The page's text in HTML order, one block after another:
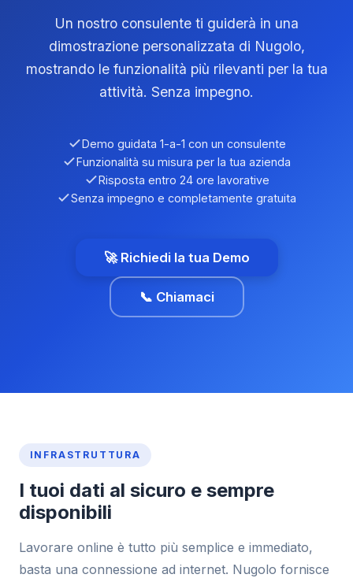
Un nostro consulente ti guiderà in una
dimostrazione personalizzata di Nugolo,
mostrando le funzionalità più rilevanti per la tua
attività. Senza impegno.
Demo guidata 1-a-1 con un consulente
Funzionalità su misura per la tua azienda
Risposta entro 24 ore lavorative
Senza impegno e completamente gratuita
🚀 Richiedi la tua Demo
📞 Chiamaci
INFRASTRUTTURA
I tuoi dati al sicuro e sempre
disponibili
Lavorare online è tutto più semplice e immediato,
basta una connessione ad internet. Nugolo fornisce